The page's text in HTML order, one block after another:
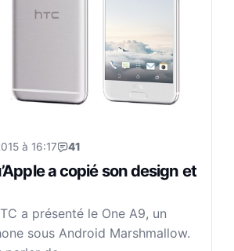
à 16:17 41
a copié son design et
a présenté le One A9, un
sous Android Marshmallow.